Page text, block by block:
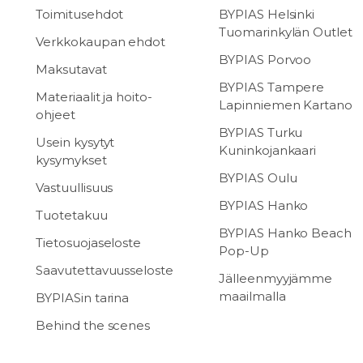
Toimitusehdot
Verkkokaupan ehdot
Maksutavat
Materiaalit ja hoito-
ohjeet
Usein kysytyt
kysymykset
Vastuullisuus
Tuotetakuu
Tietosuojaseloste
Saavutettavuusseloste
BYPIASin tarina
Behind the scenes
BYPIAS Helsinki
Tuomarinkylän Outlet
BYPIAS Porvoo
BYPIAS Tampere
Lapinniemen Kartano
BYPIAS Turku
Kuninkojankaari
BYPIAS Oulu
BYPIAS Hanko
BYPIAS Hanko Beach
Pop-Up
Jälleenmyyjämme
maailmalla